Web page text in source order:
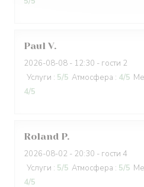
Paul V
2026-08-08 - 12:30 - гости 2
Услуги : 5/5 Атмосфера : 4/5
4/5
Roland P
2026-08-02 - 20:30 - гости 4
Услуги : 5/5 Атмосфера : 5/5
4/5